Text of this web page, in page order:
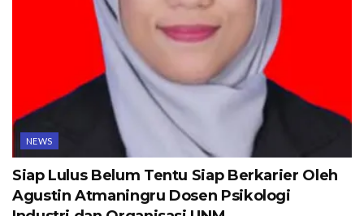
NEWS
Siap Lulus Belum Tentu Siap Berkarier Oleh
Agustin Atmaningru Dosen Psikologi